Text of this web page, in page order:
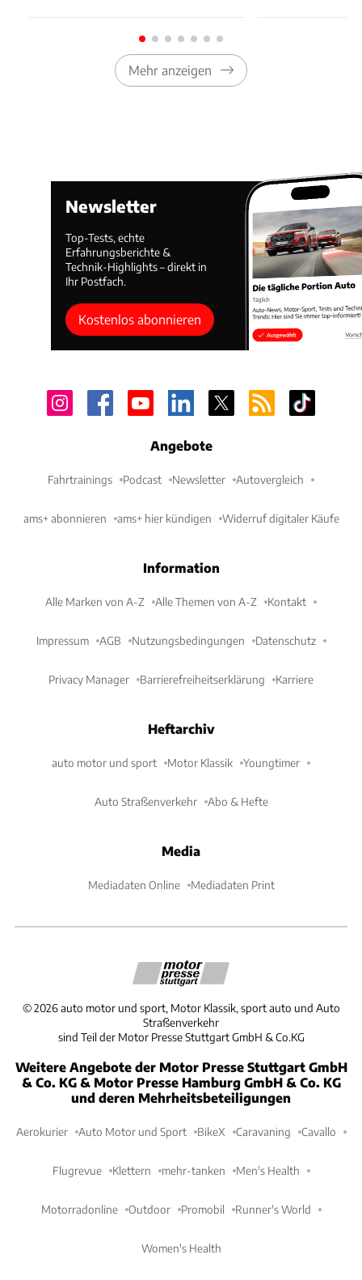
Mehr anzeigen
Newsletter
Top-Tests, echte
Erfahrungsberichte &
Technik-Highlights – direkt in
Ihr Postfach.
Kostenlos abonnieren
Angebote
Fahrtrainings Podcast Newsletter Autovergleich
ams+ abonnieren ams+ hier kündigen Widerruf digitaler Käufe
Information
Alle Marken von A-Z Alle Themen von A-Z Kontakt
Impressum AGB Nutzungsbedingungen Datenschutz
Privacy Manager Barrierefreiheitserklärung Karriere
Heftarchiv
auto motor und sport Motor Klassik Youngtimer
Auto Straßenverkehr Abo & Hefte
Media
Mediadaten Online Mediadaten Print
©2026 auto motor und sport, Motor Klassik, sport auto und Auto
Straßenverkehr
sind Teil der Motor Presse Stuttgart GmbH & Co.KG
Weitere Angebote der Motor Presse Stuttgart GmbH
& Co. KG & Motor Presse Hamburg GmbH & Co. KG
und deren Mehrheitsbeteiligungen
Aerokurier Auto Motor und Sport BikeX Caravaning Cavallo
Flugrevue Klettern mehr-tanken Men's Health
Motorradonline Outdoor Promobil Runner's World
Women's Health